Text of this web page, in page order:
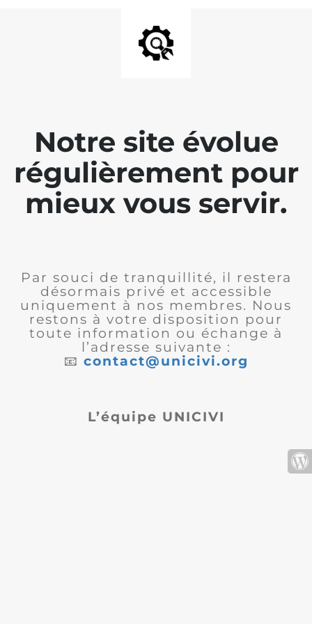
Notre site évolue
régulièrement pour
mieux vous servir.
Par souci de tranquillité, il restera
désormais privé et accessible
uniquement à nos membres. Nous
restons à votre disposition pour
toute information ou échange à
l’adresse suivante :
📧 contact@unicivi.org
L’équipe UNICIVI